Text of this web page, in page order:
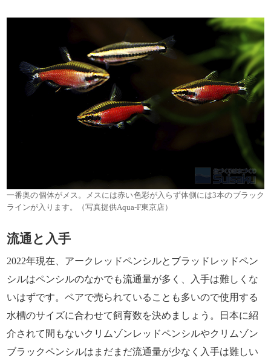
一番奥の個体がメス。メスには赤い色彩が入らず体側には3本のブラック
ラインが入ります。（写真提供Aqua-F東京店）
流通と入手
2022年現在、アークレッドペンシルとブラッドレッドペン
シルはペンシルのなかでも流通量が多く、入手は難しくな
いはずです。ペアで売られていることも多いので使用する
水槽のサイズに合わせて飼育数を決めましょう。日本に紹
介されて間もないクリムゾンレッドペンシルやクリムゾン
ブラックペンシルはまだまだ流通量が少なく入手は難しい